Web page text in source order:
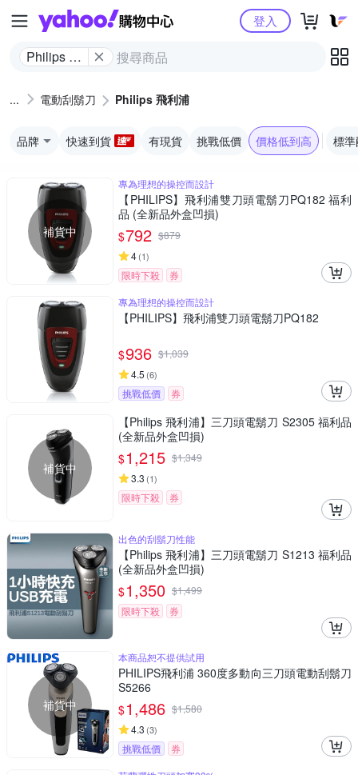
Yahoo購物中心
Philips 飛
登入
電動刮鬍刀 Philips 飛利浦
品牌 快速到貨 有現貨 挑戰低價 價格低到高 標
補貨中
專為理想的操控而設計
【PHILIPS】飛利浦雙刀頭電鬍刀PQ182 福利
品 (全新品外盒凹損)
$792 $879
4(1)
限時下殺
券
專為理想的操控而設計
【PHILIPS】飛利浦雙刀頭電鬍刀PQ182
$936 $1,039
4.5 (6)
挑戰低價 券
補貨中
【Philips 飛利浦】三刀頭電鬍刀 S2305 福利品
(全新品外盒凹損)
$1,215 $1,349
3.3 (1)
限時下殺 券
出色的刮鬍刀性能
【Philips 飛利浦】三刀頭電鬍刀 S1213 福利品
(全新品外盒凹損)
$1,350 $1,499
限時下殺
券
補貨中
本商品恕不提供試用
PHILIPS飛利浦 360度多動向三刀頭電動刮鬍刀
S5266
$1,486 $1,580
4.3 (3)
挑戰低價 券